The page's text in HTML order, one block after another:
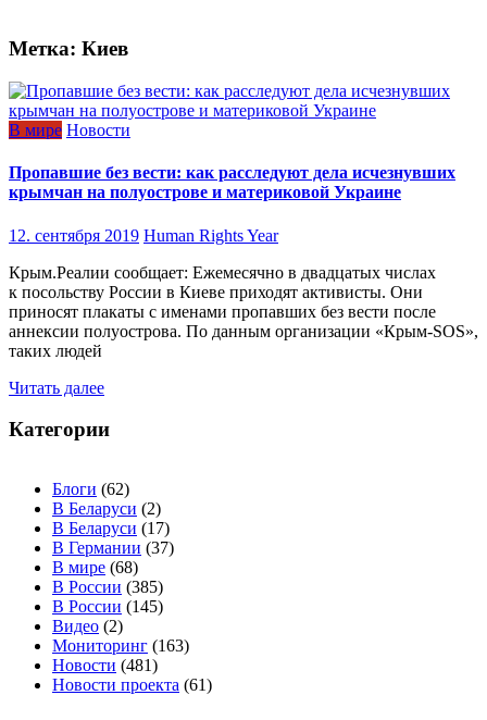
Метка: Киев
В мире Новости
Пропавшие без вести: как расследуют дела исчезнувших
крымчан на полуострове и материковой Украине
12. сентября 2019 Human Rights Year
Крым.Реалии сообщает: Ежемесячно в двадцатых числах
к посольству России в Киеве приходят активисты. Они
приносят плакаты с именами пропавших без вести после
аннексии полуострова. По данным организации «Крым-SOS»,
таких людей
Читать далее
Категории
Блоги (62)
В Беларуси (2)
В Беларуси (17)
В Германии (37)
В мире (68)
В России (385)
В России (145)
Видео (2)
Мониторинг (163)
Новости (481)
Новости проекта (61)